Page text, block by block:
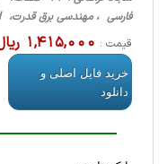
فارسی ، مهندسی برق قدرت، Word
قیمت : 1,415,000 ریال
خرید فایل اصلی و
دانلود